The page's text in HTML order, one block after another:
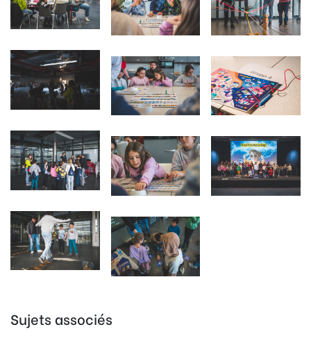
Sujets associés